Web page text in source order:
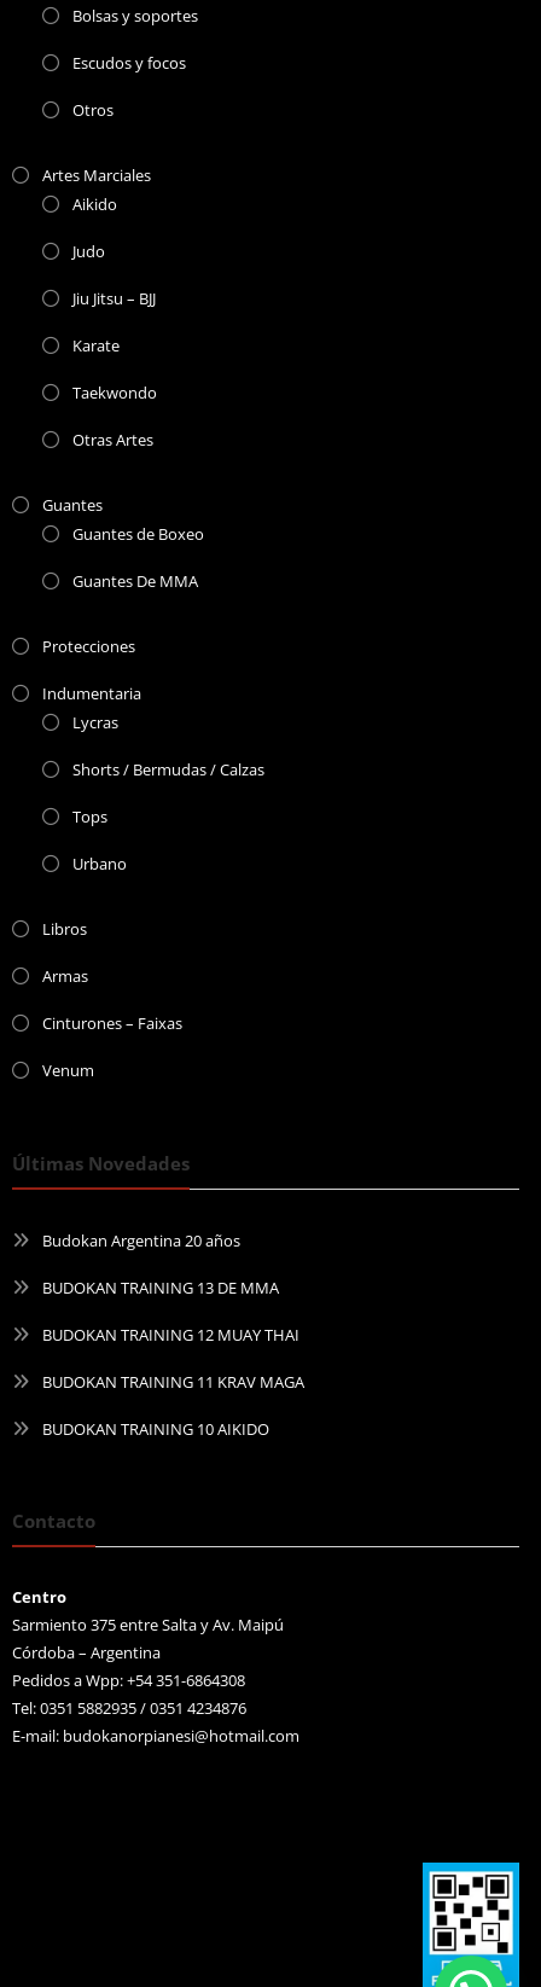
Bolsas y soportes
Escudos y focos
Otros
Artes Marciales
Aikido
Judo
Jiu Jitsu – BJJ
Karate
Taekwondo
Otras Artes
Guantes
Guantes de Boxeo
Guantes De MMA
Protecciones
Indumentaria
Lycras
Shorts / Bermudas / Calzas
Tops
Urbano
Libros
Armas
Cinturones – Faixas
Venum
Últimas Novedades
Budokan Argentina 20 años
BUDOKAN TRAINING 13 DE MMA
BUDOKAN TRAINING 12 MUAY THAI
BUDOKAN TRAINING 11 KRAV MAGA
BUDOKAN TRAINING 10 AIKIDO
Contacto
Centro
Sarmiento 375 entre Salta y Av. Maipú
Córdoba – Argentina
Pedidos a Wpp: +54 351-6864308
Tel: 0351 5882935 / 0351 4234876
E-mail: budokanorpianesi@hotmail.com